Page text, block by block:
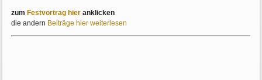
zum Festvortrag hier anklicken
die andern Beiträge hier weiterlesen